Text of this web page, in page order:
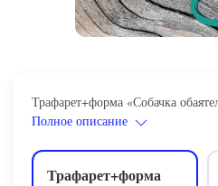
Трафарет+форма «Собачка
Полное описание
Трафарет+форма